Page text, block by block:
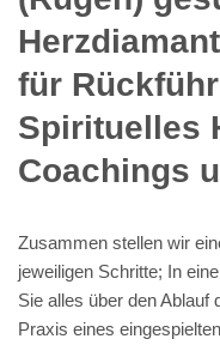
für
Spirituelles
Coachings
Zusammen stellen wir
jeweiligen Schritte; In
Sie alles über den Ablauf
Praxis eines